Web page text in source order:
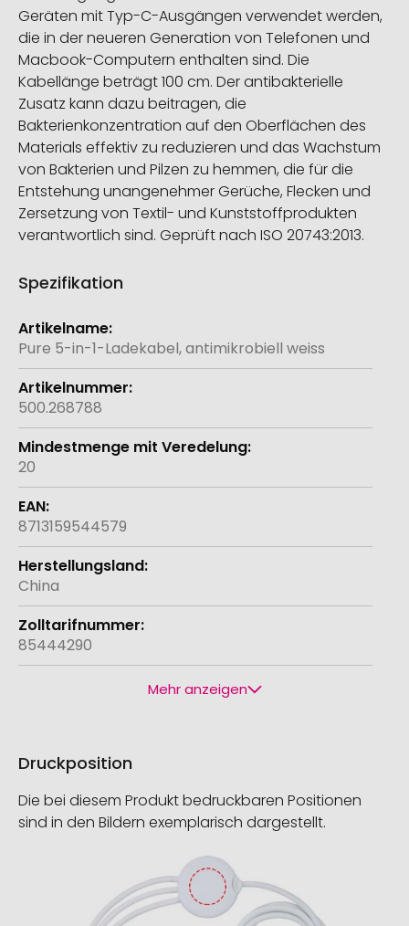
Geräten mit Typ-C-Ausgängen verwendet werden,
die in der neueren Generation von Telefonen und
Macbook-Computern enthalten sind. Die
Kabellänge beträgt 100 cm. Der antibakterielle
Zusatz kann dazu beitragen, die
Bakterienkonzentration auf den Oberflächen des
Materials effektiv zu reduzieren und das Wachstum
von Bakterien und Pilzen zu hemmen, die für die
Entstehung unangenehmer Gerüche, Flecken und
Zersetzung von Textil- und Kunststoffprodukten
verantwortlich sind. Geprüft nach ISO 20743:2013.
Spezifikation
Weitere
Informationen
Pure 5-in-1-Ladekabel, antimikrobiell weiss
500.268788
20
8713159544579
China
85444290
Mehr anzeigen
Druckposition
Die bei diesem Produkt bedruckbaren Positionen
sind in den Bildern exemplarisch dargestellt.